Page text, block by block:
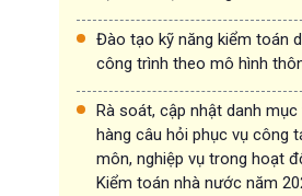
Đào tạo kỹ năng kiểm toán
công trình theo mô hình
Rà soát, cập nhật danh mục
hàng câu hỏi phục vụ công
môn, nghiệp vụ trong hoạt
Kiểm toán nhà nước năm